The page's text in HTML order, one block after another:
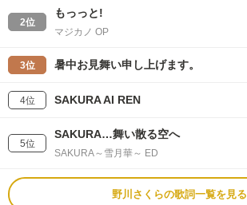
2位
もっっと!
マジカノ OP
3位 暑中お見舞い申し上げます。
4位 SAKURA AI REN
5位
SAKURA…舞い散る空へ
SAKURA～雪月華～ ED
野川さくらの歌詞一覧を見る